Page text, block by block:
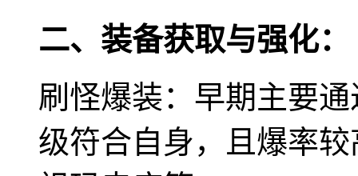
二、装备获取与强化：
刷怪爆装：早期主要
级符合自身，且爆率